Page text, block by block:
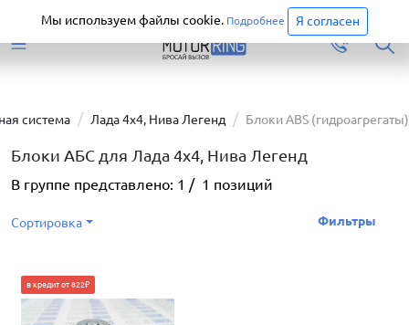
Перейти
система Лада 4х4, Нива Легенд Блоки ABS (гидроагрегаты)
Блоки АБС для Лада 4х4, Нива Легенд
В группе представлено: 1 / 1 позиций
Сортировка Фильтры
в кредит от 822₽
Мы используем файлы cookie. Подробнее Я согласен